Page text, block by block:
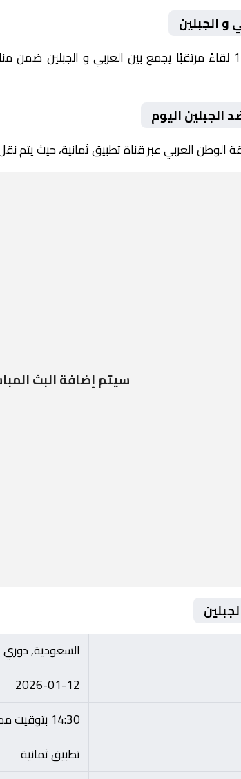
و الجبلين
الجبلين اليوم
الوطن العربي عبر قناة تطبيق ثمانية، حيث يتم
سيتم إضافة البث
السعودية, دوري
2026-01-12
14:30 بتوقيت مصر
تطبيق ثمانية